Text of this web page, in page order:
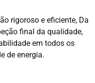
rigoroso e eficiente, Da
final da qualidade,
em todos os
de energia.